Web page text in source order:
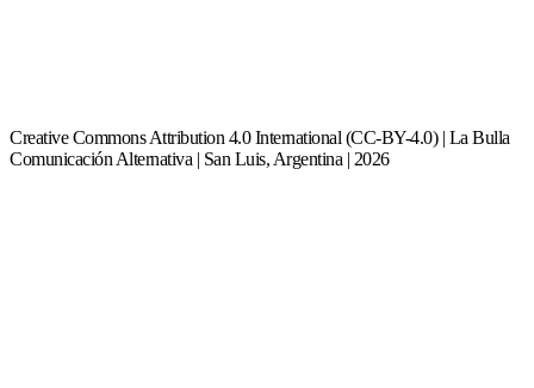
Creative Commons Attribution 4.0 International (CC-BY-4.0) | La Bulla
Comunicación Alternativa | San Luis, Argentina | 2026